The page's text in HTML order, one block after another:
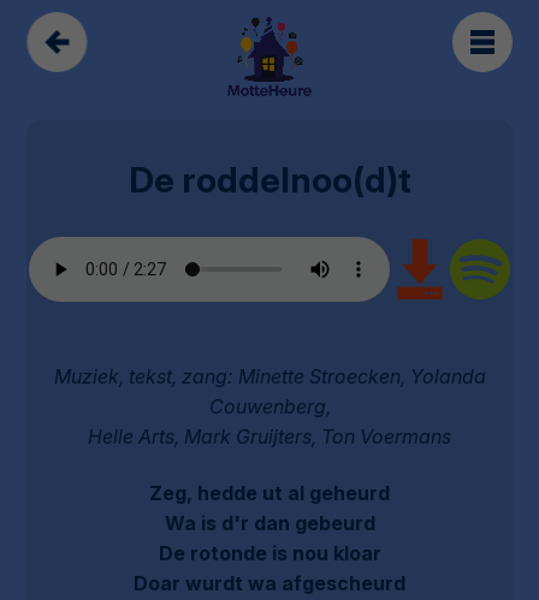
De roddelnoo(d)t
Muziek, tekst, zang: Minette Stroecken, Yolanda
Couwenberg,
Helle Arts, Mark Gruijters, Ton Voermans
Zeg, hedde ut al geheurd
Wa is d'r dan gebeurd
De rotonde is nou kloar
Doar wurdt wa afgescheurd